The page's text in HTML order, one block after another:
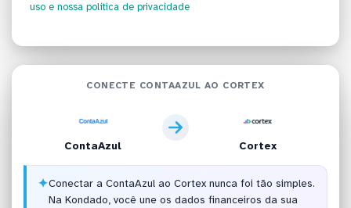
uso e nossa política de privacidade
CONECTE CONTAAZUL AO CORTEX
ContaAzul Cortex
✦Conectar a ContaAzul ao Cortex nunca foi tão simples.
Na Kondado, você une os dados financeiros da sua